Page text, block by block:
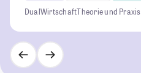
DualWirtschaftTheorie und Praxis